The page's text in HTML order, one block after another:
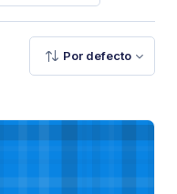
Por defecto